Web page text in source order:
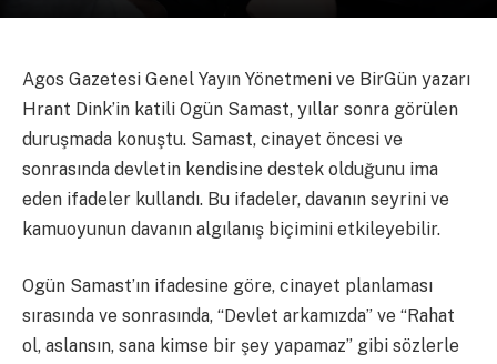
Agos Gazetesi Genel Yayın Yönetmeni ve BirGün yazarı
Hrant Dink’in katili Ogün Samast, yıllar sonra görülen
duruşmada konuştu. Samast, cinayet öncesi ve
sonrasında devletin kendisine destek olduğunu ima
eden ifadeler kullandı. Bu ifadeler, davanın seyrini ve
kamuoyunun davanın algılanış biçimini etkileyebilir.
Ogün Samast’ın ifadesine göre, cinayet planlaması
sırasında ve sonrasında, “Devlet arkamızda” ve “Rahat
ol, aslansın, sana kimse bir şey yapamaz” gibi sözlerle